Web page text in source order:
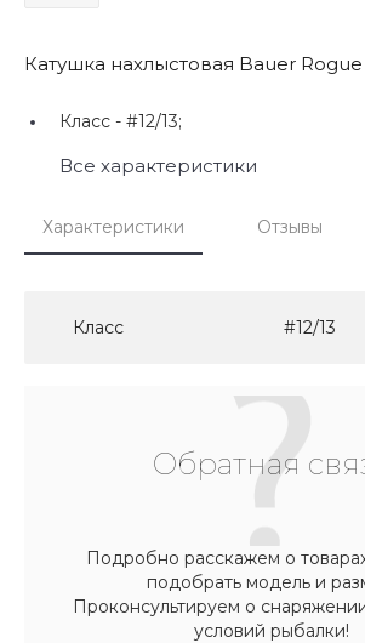
Катушка нахлыстовая Bauer Rogue
Класс - #12/13;
Все характеристики
Характеристики Отзывы
Класс #12/13
Обратная
Подробно расскажем о
подобрать модель и
Проконсультируем о
условий рыбалки!